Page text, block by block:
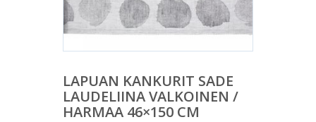
LAPUAN KANKURIT SADE
LAUDELIINA VALKOINEN /
HARMAA 46×150 CM